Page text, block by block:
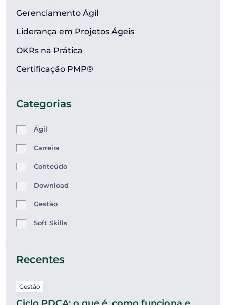
Gerenciamento Ágil
Liderança em Projetos Ágeis
OKRs na Prática
Certificação PMP®
Categorias
Ágil
Carreira
Conteúdo
Download
Gestão
Soft Skills
Recentes
Gestão